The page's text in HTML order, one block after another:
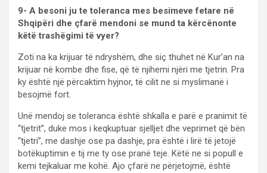
9- A besoni ju te toleranca mes besimeve fetare në
Shqipëri dhe çfarë mendoni se mund ta kërcënonte
këtë trashëgimi të vyer?
Zoti na ka krijuar të ndryshëm, dhe siç thuhet në Kur’an na
krijuar në kombe dhe fise, që të njihemi njëri me tjetrin. Pra
ky është një përcaktim hyjnor, të cilit ne si myslimanë i
besojmë fort.
Unë mendoj se toleranca është shkalla e parë e pranimit të
“tjetrit”, duke mos i keqkuptuar sjelljet dhe veprimet që bën
“tjetri”, me dashje ose pa dashje, pra është i lirë të jetojë
botëkuptimin e tij me ty ose pranë teje. Këtë ne si popull e
kemi tejkaluar me kohë. Ajo çfarë ne përjetojmë, është